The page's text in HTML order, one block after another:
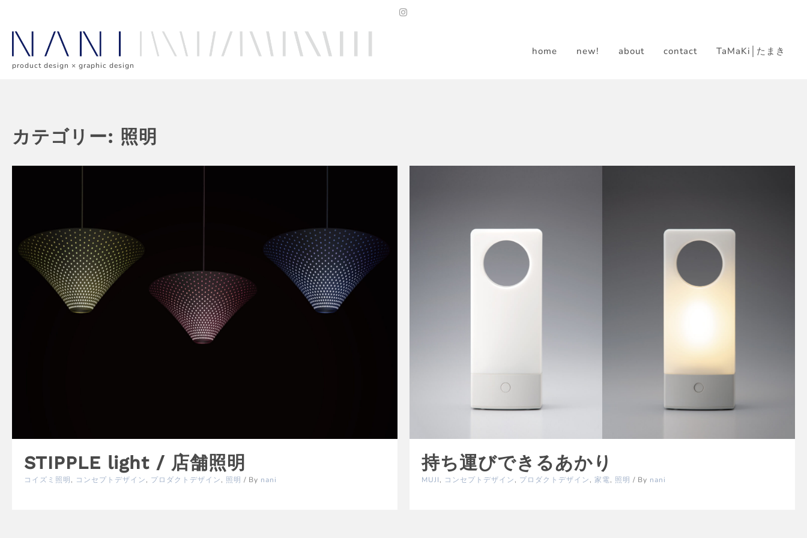
product design × graphic design
home new! about contact TaMaKi│たまき
カテゴリー: 照明
STIPPLE light / 店舗照明
コイズミ照明, コンセプトデザイン, プロダクトデザイン, 照明 / By nani
持ち運びできるあかり
MUJI, コンセプトデザイン, プロダクトデザイン, 家電, 照明 / By nani